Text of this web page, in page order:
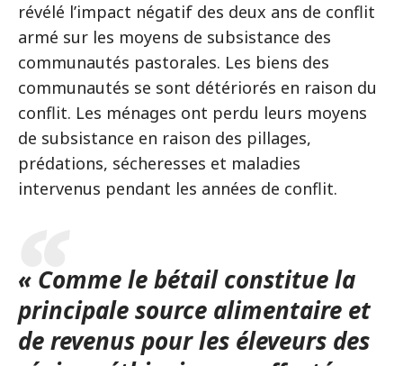
révélé l’impact négatif des deux ans de conflit
armé sur les moyens de subsistance des
communautés pastorales. Les biens des
communautés se sont détériorés en raison du
conflit. Les ménages ont perdu leurs moyens
de subsistance en raison des pillages,
prédations, sécheresses et maladies
intervenus pendant les années de conflit.
« Comme le bétail constitue la
principale source alimentaire et
de revenus pour les éleveurs des